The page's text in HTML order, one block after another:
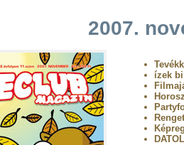
2007.
ízek